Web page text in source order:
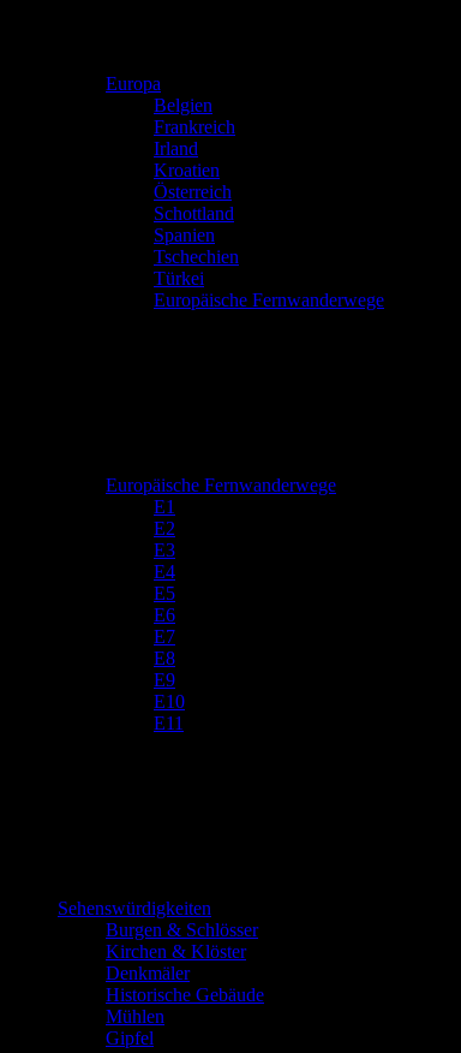
Europa
Belgien
Frankreich
Irland
Kroatien
Österreich
Schottland
Spanien
Tschechien
Türkei
Europäische Fernwanderwege
Europäische Fernwanderwege
E1
E2
E3
E4
E5
E6
E7
E8
E9
E10
E11
Sehenswürdigkeiten
Burgen & Schlösser
Kirchen & Klöster
Denkmäler
Historische Gebäude
Mühlen
Gipfel